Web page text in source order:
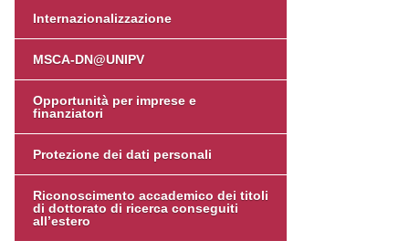
Internazionalizzazione
MSCA-DN@UNIPV
Opportunità per imprese e
finanziatori
Protezione dei dati personali
Riconoscimento accademico dei titoli
di dottorato di ricerca conseguiti
all’estero